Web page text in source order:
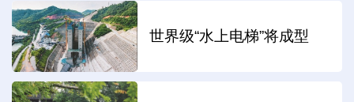
世界级“水上电梯”将成型